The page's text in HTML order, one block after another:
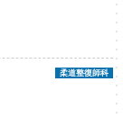
柔道整復師科